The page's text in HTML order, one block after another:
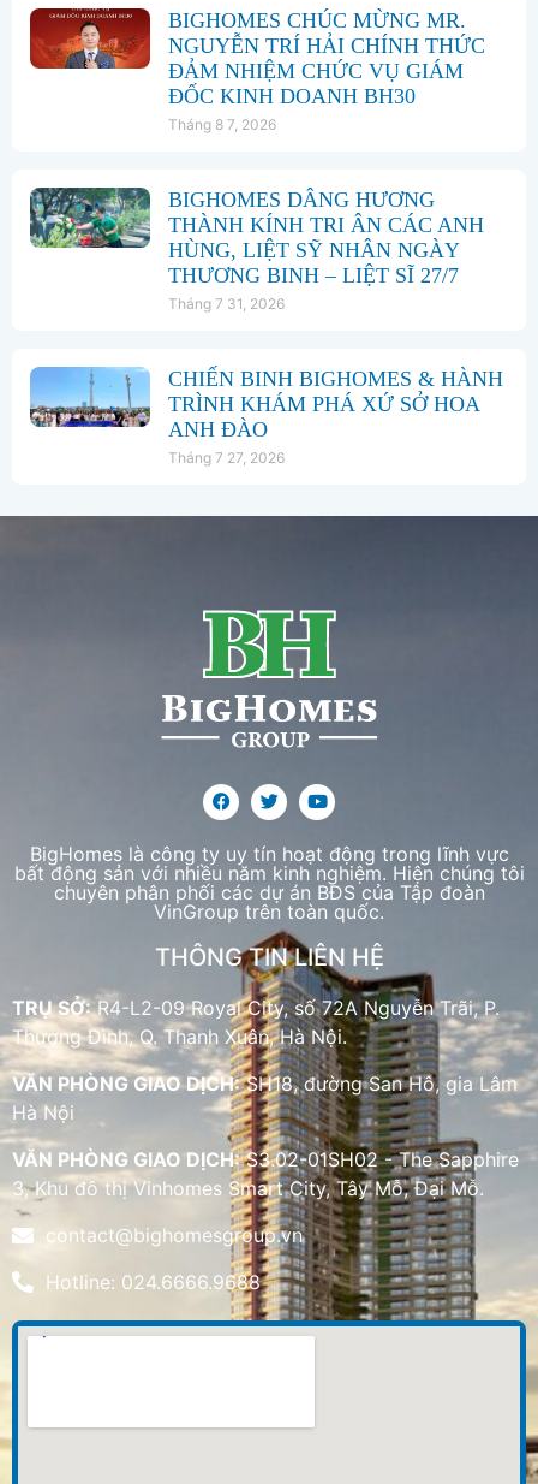
BIGHOMES CHÚC MỪNG MR.
NGUYỄN TRÍ HẢI CHÍNH THỨC
ĐẢM NHIỆM CHỨC VỤ GIÁM
ĐỐC KINH DOANH BH30
Tháng 8 7, 2026
BIGHOMES DÂNG HƯƠNG
THÀNH KÍNH TRI ÂN CÁC ANH
HÙNG, LIỆT SỸ NHÂN NGÀY
THƯƠNG BINH – LIỆT SĨ 27/7
Tháng 7 31, 2026
CHIẾN BINH BIGHOMES & HÀNH
TRÌNH KHÁM PHÁ XỨ SỞ HOA
ANH ĐÀO
Tháng 7 27, 2026
BigHomes là công ty uy tín hoạt động trong lĩnh vực
bất động sản với nhiều năm kinh nghiệm. Hiện chúng tôi
chuyên phân phối các dự án BĐS của Tập đoàn
VinGroup trên toàn quốc.
THÔNG TIN LIÊN HỆ
TRỤ SỞ:R4-L2-09 Royal City, số 72A Nguyễn Trãi, P.
Thượng Đình, Q. Thanh Xuân, Hà Nội.
VĂN PHÒNG GIAO DỊCH:SH18, đường San Hô, gia Lâm
Hà Nội
VĂN PHÒNG GIAO DỊCH:S3.02-01SH02 - The Sapphire
3, Khu đô thị Vinhomes Smart City, Tây Mỗ, Đại Mỗ.
contact@bighomesgroup.vn
Hotline: 024.6666.9688